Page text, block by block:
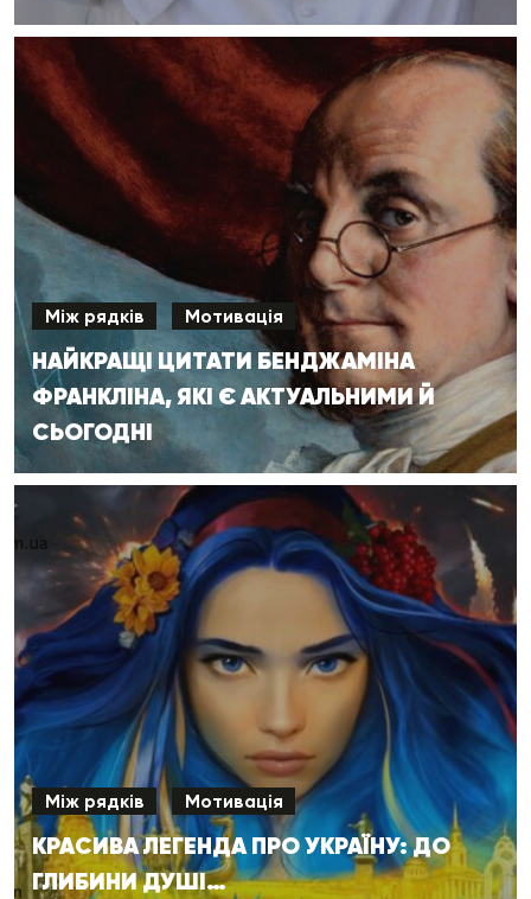
Між рядків Мотивація
НАЙКРАЩІ ЦИТАТИ БЕНДЖАМІНА
ФРАНКЛІНА, ЯКІ Є АКТУАЛЬНИМИ Й
СЬОГОДНІ
Між рядків Мотивація
КРАСИВА ЛЕГЕНДА ПРО УКРАЇНУ: ДО
ГЛИБИНИ ДУШІ…